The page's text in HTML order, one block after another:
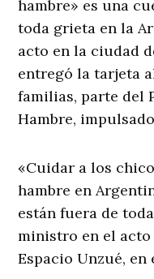
hambre» es una
toda grieta en la
acto en la ciudad
entregó la tarjeta
familias, parte del
Hambre,
«Cuidar a los
hambre en
están fuera de
ministro en el
Espacio Unzué,